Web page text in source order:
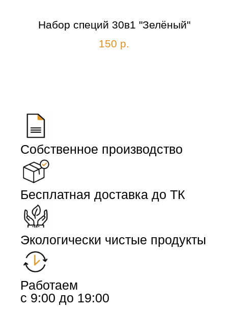
Набор специй 30в1 "Зелёный"
150 р.
Собственное производство
Бесплатная доставка до ТК
Экологически чистые продукты
Работаем
с 9:00 до 19:00